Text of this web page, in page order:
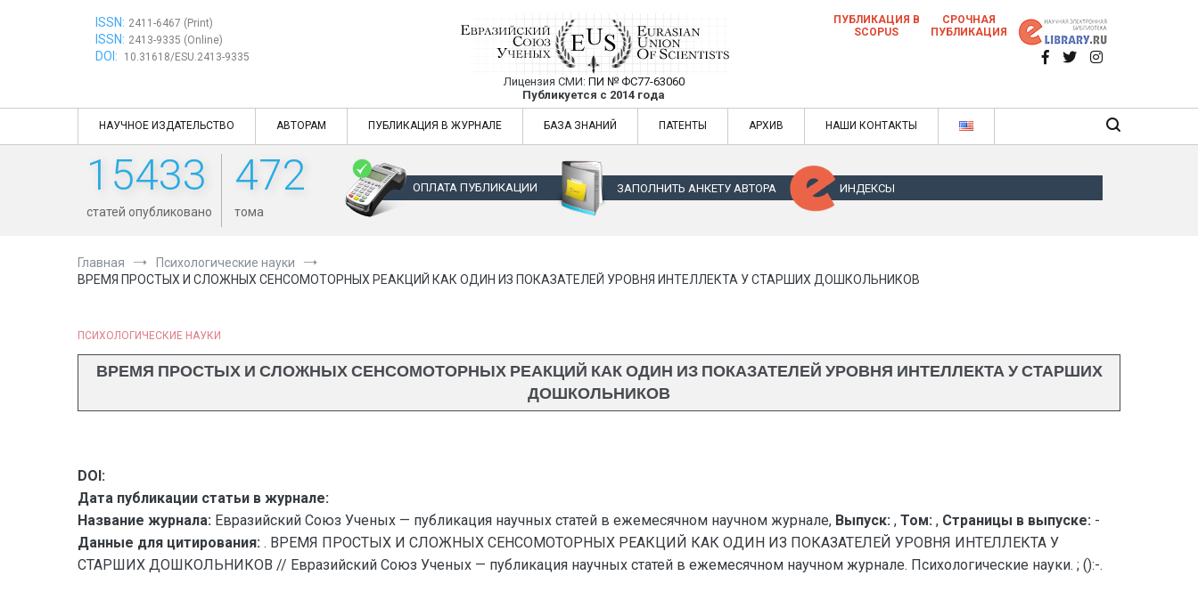
ISSN: 2411-6467 (Print)
ISSN: 2413-9335 (Online)
DOI: 10.31618/ESU.2413-9335
Евразийский Союз Ученых — публикация научных статей в ежемесячном научном
журнале
Лицензия СМИ: ПИ № ФС77-63060
Публикуется с 2014 года
Евразийский Союз Ученых — публикация научных статей в ежемесячном научном журнале
ПУБЛИКАЦИЯ В
SCOPUS
СРОЧНАЯ
ПУБЛИКАЦИЯ
НАУЧНОЕ ИЗДАТЕЛЬСТВО АВТОРАМ ПУБЛИКАЦИЯ В ЖУРНАЛЕ БАЗА ЗНАНИЙ ПАТЕНТЫ АРХИВ НАШИ КОНТАКТЫ
15433
статей опубликовано
472
тома
ОПЛАТА ПУБЛИКАЦИИ ЗАПОЛНИТЬ АНКЕТУ АВТОРА ИНДЕКСЫ
Главная
Психологические науки
ВРЕМЯ ПРОСТЫХ И СЛОЖНЫХ СЕНСОМОТОРНЫХ РЕАКЦИЙ КАК ОДИН ИЗ ПОКАЗАТЕЛЕЙ УРОВНЯ ИНТЕЛЛЕКТА У СТАРШИХ ДОШКОЛЬНИКОВ
ПСИХОЛОГИЧЕСКИЕ НАУКИ
ВРЕМЯ ПРОСТЫХ И СЛОЖНЫХ СЕНСОМОТОРНЫХ РЕАКЦИЙ КАК ОДИН ИЗ ПОКАЗАТЕЛЕЙ УРОВНЯ ИНТЕЛЛЕКТА У СТАРШИХ
ДОШКОЛЬНИКОВ
DOI:
Дата публикации статьи в журнале:
Название журнала: Евразийский Союз Ученых — публикация научных статей в ежемесячном научном журнале, Выпуск: , Том: , Страницы в выпуске: -
Данные для цитирования: . ВРЕМЯ ПРОСТЫХ И СЛОЖНЫХ СЕНСОМОТОРНЫХ РЕАКЦИЙ КАК ОДИН ИЗ ПОКАЗАТЕЛЕЙ УРОВНЯ ИНТЕЛЛЕКТА У
СТАРШИХ ДОШКОЛЬНИКОВ // Евразийский Союз Ученых — публикация научных статей в ежемесячном научном журнале. Психологические науки. ; ():-.